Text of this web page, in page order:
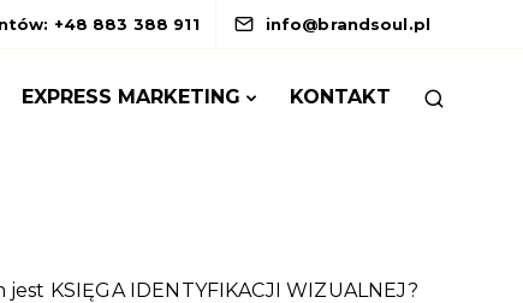
+48 883 388 911 info@brandsoul.pl
EXPRESS MARKETING KONTAKT
jest KSIĘGA IDENTYFIKACJI WIZUALNEJ?